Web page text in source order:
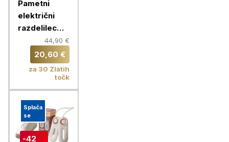
Pametni
električni
razdelilec
Chameleon
44,90 €
20,60 €
za 30 Zlatih
točk
Splača
se
-42